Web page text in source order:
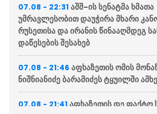
07.08 - 22:31 აშშ-ის სენატმა ხმათა
უმრავლესობით დაუჭირა მხარი
რუსეთისა და ირანის წინააღმდეგ
დაწესების შესახებ
07.08 - 21:46 აფხაზეთის ომის
ნიშნიანიძე ბარამიძეს ტყუილში
07.08 - 21:41 აფხაზეთის დე ფაქტო